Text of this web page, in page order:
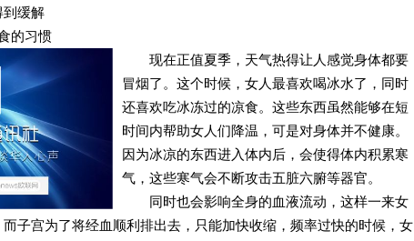
缓解
的习惯
现在正值夏季，天气热得让人感觉身体都要
冒烟了。这个时候，女人最喜欢喝冰水了，同时
还喜欢吃冰冻过的凉食。这些东西虽然能够在短
时间内帮助女人们降温，可是对身体并不健康。
因为冰凉的东西进入体内后，会使得体内积累寒
气，这些寒气会不断攻击五脏六腑等器官。
同时也会影响全身的血液流动，这样一来女
子宫为了将经血顺利排出去，只能加快收缩，频率过快的时候，女